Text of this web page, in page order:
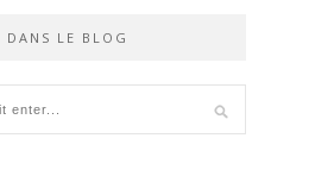
DANS LE BLOG